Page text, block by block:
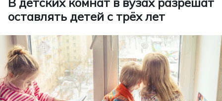
оставлять детей с трёх лет